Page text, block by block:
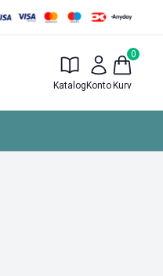
Katalog Konto
0
Kurv